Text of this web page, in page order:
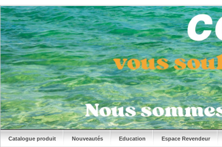
Catalogue produit Nouveautés Education Espace Revendeur